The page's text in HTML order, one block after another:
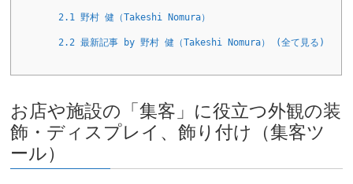
2.1野村 健（Takeshi Nomura）
2.2最新記事 by 野村 健（Takeshi Nomura） (全て見る)
お店や施設の「集客」に役立つ外観の装
飾・ディスプレイ、飾り付け（集客ツ
ール）